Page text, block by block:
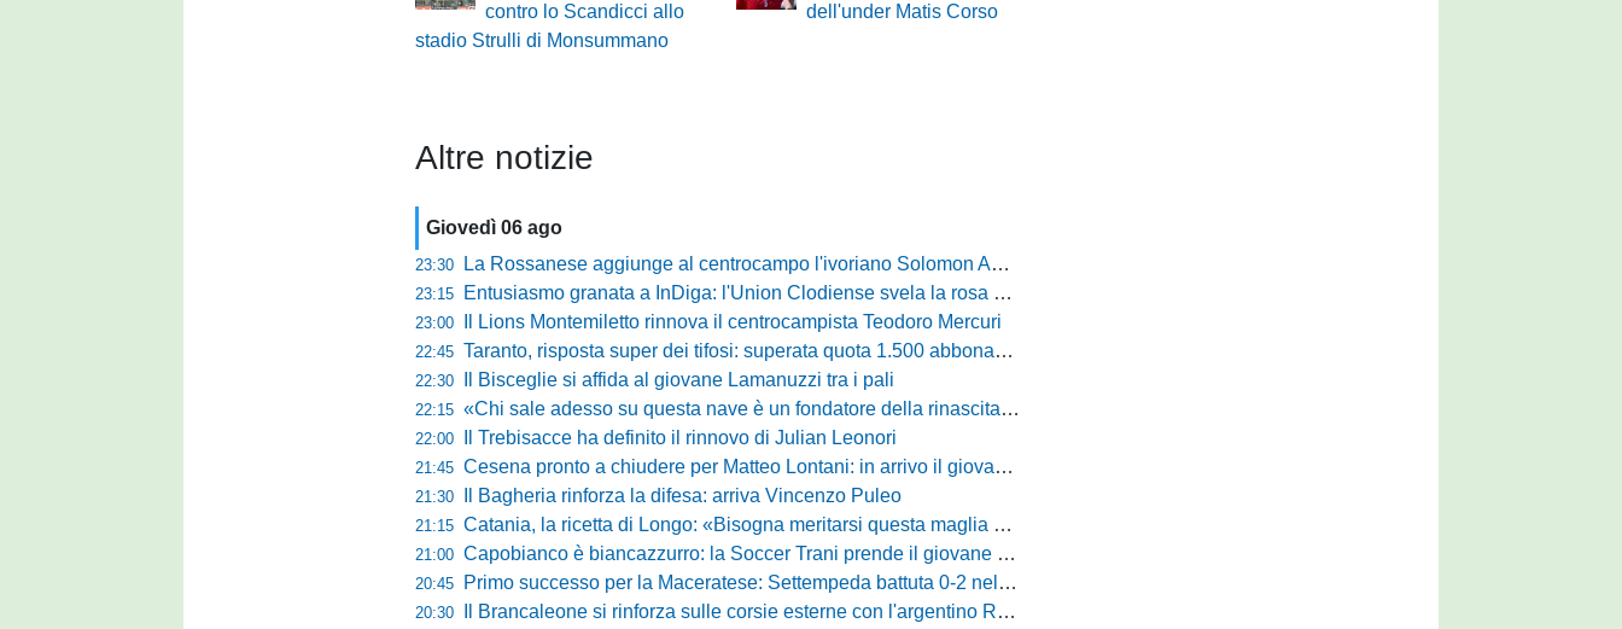
contro lo Scandicci allo
stadio Strulli di Monsummano
dell'under Matis Corso
Altre notizie
Giovedì 06 ago
23:30 La Rossanese aggiunge al centrocampo l'ivoriano Solomon Andrews Manu
23:15 Entusiasmo granata a InDiga: l'Union Clodiense svela la rosa per la nuova annata
23:00 Il Lions Montemiletto rinnova il centrocampista Teodoro Mercuri
22:45 Taranto, risposta super dei tifosi: superata quota 1.500 abbonamenti
22:30 Il Bisceglie si affida al giovane Lamanuzzi tra i pali
22:15 «Chi sale adesso su questa nave è un fondatore della rinascita»: Davis carica l'ambiente Messina
22:00 Il Trebisacce ha definito il rinnovo di Julian Leonori
21:45 Cesena pronto a chiudere per Matteo Lontani: in arrivo il giovane talento dello Spezia
21:30 Il Bagheria rinforza la difesa: arriva Vincenzo Puleo
21:15 Catania, la ricetta di Longo: «Bisogna meritarsi questa maglia ogni singolo giorno»
21:00 Capobianco è biancazzurro: la Soccer Trani prende il giovane attaccante ex Monopoli
20:45 Primo successo per la Maceratese: Settempeda battuta 0-2 nella ripresa
20:30 Il Brancaleone si rinforza sulle corsie esterne con l'argentino Rotela